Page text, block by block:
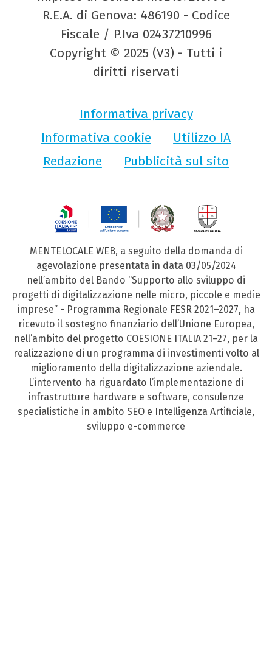
R.E.A. di Genova: 486190 - Codice
Fiscale / P.Iva 02437210996
Copyright © 2025 (V3) - Tutti i
diritti riservati
Informativa privacy
Informativa cookie
Utilizzo IA
Redazione
Pubblicità sul sito
MENTELOCALE WEB, a seguito della domanda di
agevolazione presentata in data 03/05/2024
nell’ambito del Bando “Supporto allo sviluppo di
progetti di digitalizzazione nelle micro, piccole e medie
imprese” - Programma Regionale FESR 2021–2027, ha
ricevuto il sostegno finanziario dell’Unione Europea,
nell’ambito del progetto COESIONE ITALIA 21–27, per la
realizzazione di un programma di investimenti volto al
miglioramento della digitalizzazione aziendale.
L’intervento ha riguardato l’implementazione di
infrastrutture hardware e software, consulenze
specialistiche in ambito SEO e Intelligenza Artificiale,
sviluppo e-commerce